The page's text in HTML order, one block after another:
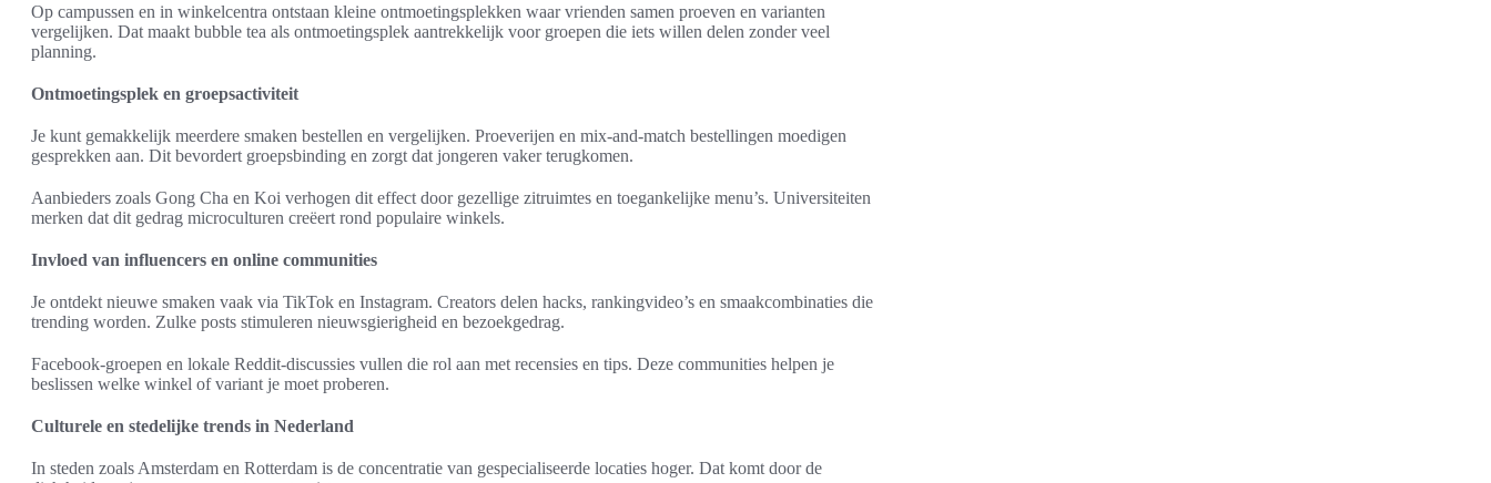
Op campussen en in winkelcentra ontstaan kleine ontmoetingsplekken waar vrienden samen proeven en varianten
vergelijken. Dat maakt bubble tea als ontmoetingsplek aantrekkelijk voor groepen die iets willen delen zonder veel
planning.
Ontmoetingsplek en groepsactiviteit
Je kunt gemakkelijk meerdere smaken bestellen en vergelijken. Proeverijen en mix-and-match bestellingen moedigen
gesprekken aan. Dit bevordert groepsbinding en zorgt dat jongeren vaker terugkomen.
Aanbieders zoals Gong Cha en Koi verhogen dit effect door gezellige zitruimtes en toegankelijke menu’s. Universiteiten
merken dat dit gedrag microculturen creëert rond populaire winkels.
Invloed van influencers en online communities
Je ontdekt nieuwe smaken vaak via TikTok en Instagram. Creators delen hacks, rankingvideo’s en smaakcombinaties die
trending worden. Zulke posts stimuleren nieuwsgierigheid en bezoekgedrag.
Facebook-groepen en lokale Reddit-discussies vullen die rol aan met recensies en tips. Deze communities helpen je
beslissen welke winkel of variant je moet proberen.
Culturele en stedelijke trends in Nederland
In steden zoals Amsterdam en Rotterdam is de concentratie van gespecialiseerde locaties hoger. Dat komt door de